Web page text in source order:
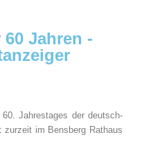
Jahren -
Jahrestages der deutsch-
zurzeit im Bensberg Rathaus